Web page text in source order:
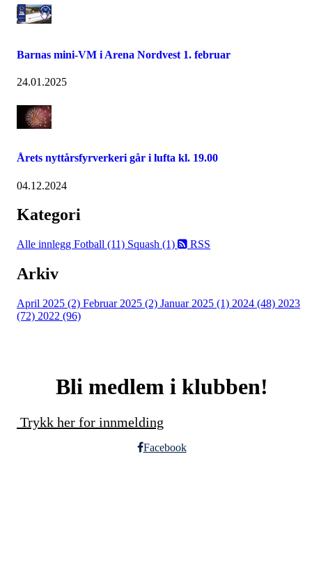
Barnas mini-VM i Arena Nordvest 1. februar
24.01.2025
Årets nyttårsfyrverkeri går i lufta kl. 19.00
04.12.2024
Kategori
Alle innlegg Fotball (11) Squash (1) RSS
Arkiv
April 2025 (2) Februar 2025 (2) Januar 2025 (1) 2024 (48) 2023
(72) 2022 (96)
Bli medlem i klubben!
Trykk her for innmelding
Facebook